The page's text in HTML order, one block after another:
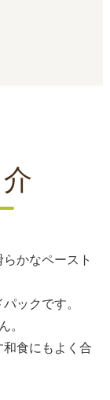
かなペースト
ックです。
。
食にもよく合